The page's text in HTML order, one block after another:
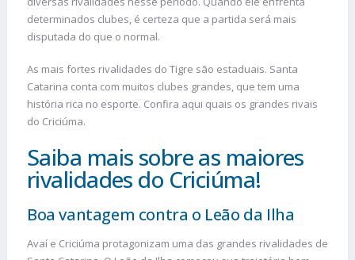
determinados clubes, é certeza que a partida será mais
disputada do que o normal.
As mais fortes rivalidades do Tigre são estaduais. Santa
Catarina conta com muitos clubes grandes, que tem uma
história rica no esporte. Confira aqui quais os grandes rivais
do Criciúma.
Saiba mais sobre as maiores
rivalidades do Criciúma!
Boa vantagem contra o Leão da Ilha
Avaí e Criciúma protagonizam uma das grandes rivalidades de